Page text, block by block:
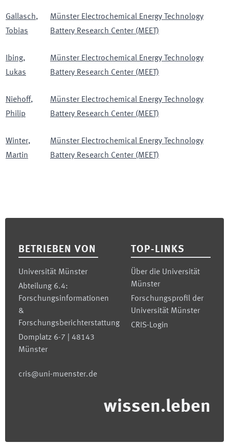
Gallasch,
Tobias
Münster Electrochemical Energy Technology
Battery Research Center (MEET)
Ibing,
Lukas
Münster Electrochemical Energy Technology
Battery Research Center (MEET)
Niehoff,
Philip
Münster Electrochemical Energy Technology
Battery Research Center (MEET)
Winter,
Martin
Münster Electrochemical Energy Technology
Battery Research Center (MEET)
BETRIEBEN VON
Universität Münster
Abteilung 6.4:
Forschungsinformationen
&
Forschungsberichterstattung
Domplatz 6-7 | 48143
Münster
cris@uni-muenster.de
TOP-LINKS
Über die Universität
Münster
Forschungsprofil der
Universität Münster
CRIS-Login
wissen.leben